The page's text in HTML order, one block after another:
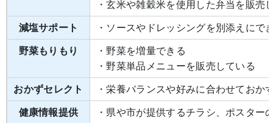
・玄米や雑穀米を使用した弁当を販売
減塩サポート ・ソースやドレッシングを別添えにで
野菜もりもり
・野菜を増量できる
・野菜単品メニューを販売している
おかずセレクト ・栄養バランスや好みに合わせておか
健康情報提供 ・県や市が提供するチラシ、ポスター